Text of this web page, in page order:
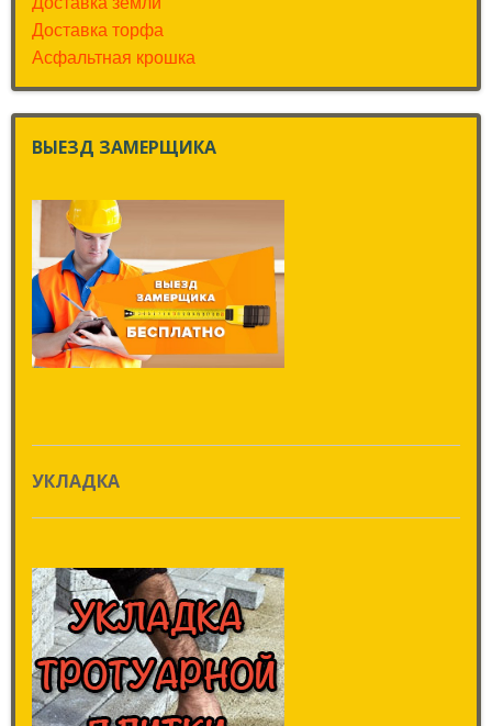
Доставка торфа
Асфальтная крошка
ВЫЕЗД ЗАМЕРЩИКА
УКЛАДКА